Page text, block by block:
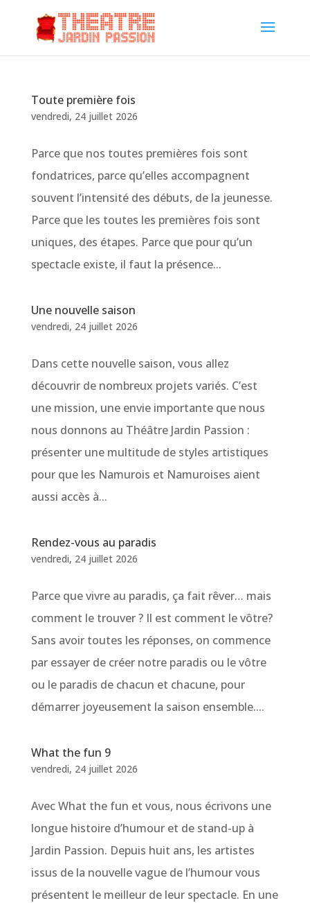
Toute première fois
vendredi, 24 juillet 2026
Parce que nos toutes premières fois sont
fondatrices, parce qu’elles accompagnent
souvent l’intensité des débuts, de la jeunesse.
Parce que les toutes les premières fois sont
uniques, des étapes. Parce que pour qu’un
spectacle existe, il faut la présence...
Une nouvelle saison
vendredi, 24 juillet 2026
Dans cette nouvelle saison, vous allez
découvrir de nombreux projets variés. C’est
une mission, une envie importante que nous
nous donnons au Théâtre Jardin Passion :
présenter une multitude de styles artistiques
pour que les Namurois et Namuroises aient
aussi accès à...
Rendez-vous au paradis
vendredi, 24 juillet 2026
Parce que vivre au paradis, ça fait rêver… mais
comment le trouver ? Il est comment le vôtre?
Sans avoir toutes les réponses, on commence
par essayer de créer notre paradis ou le vôtre
ou le paradis de chacun et chacune, pour
démarrer joyeusement la saison ensemble....
What the fun 9
vendredi, 24 juillet 2026
Avec What the fun et vous, nous écrivons une
longue histoire d’humour et de stand-up à
Jardin Passion. Depuis huit ans, les artistes
issus de la nouvelle vague de l’humour vous
présentent le meilleur de leur spectacle. En une